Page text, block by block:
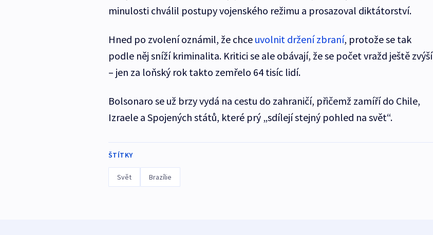
minulosti chválil postupy vojenského režimu a prosazoval diktátorství.
Hned po zvolení oznámil, že chce uvolnit držení zbraní, protože se tak
podle něj sníží kriminalita. Kritici se ale obávají, že se počet vražd ještě zvýší
– jen za loňský rok takto zemřelo 64 tisíc lidí.
Bolsonaro se už brzy vydá na cestu do zahraničí, přičemž zamíří do Chile,
Izraele a Spojených států, které prý „sdílejí stejný pohled na svět“.
ŠTÍTKY
Svět Brazílie